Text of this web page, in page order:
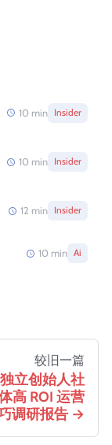
10 min Insider
10 min Insider
12 min Insider
10 min Ai
较旧一篇
立创始人社
高 ROI 运营
调研报告